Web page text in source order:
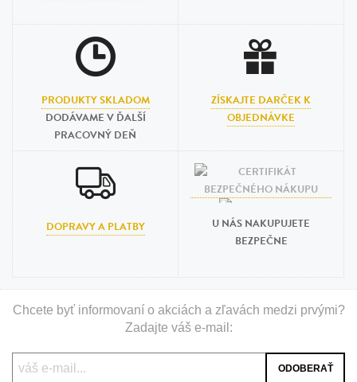
PRODUKTY SKLADOM
DODÁVAME V ĎALŠÍ
PRACOVNÝ DEŇ
ZÍSKAJTE DARČEK K
OBJEDNÁVKE
DOPRAVY A PLATBY
U NÁS NAKUPUJETE
BEZPEČNE
Chcete byť informovaní o akciách a zľavách medzi prvými?
Zadajte váš e-mail: